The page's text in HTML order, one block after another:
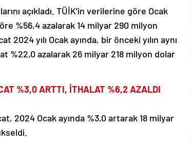
açıkladı. TÜİK’in verilerine göre Ocak
%56,4 azalarak 14 milyar 290 milyon
yılı Ocak ayında, bir önceki yılın aynı
%22,0 azalarak 26 milyar 218 milyon dolar
%3,0 ARTTI, İTHALAT %6,2 AZALDI
2024 Ocak ayında %3,0 artarak 18 milyar